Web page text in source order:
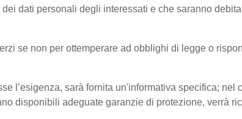
dati personali degli interessati e che saranno
se non per ottemperare ad obblighi di legge o
l’esigenza, sarà fornita un'informativa specifica; nel
disponibili adeguate garanzie di protezione, verrà